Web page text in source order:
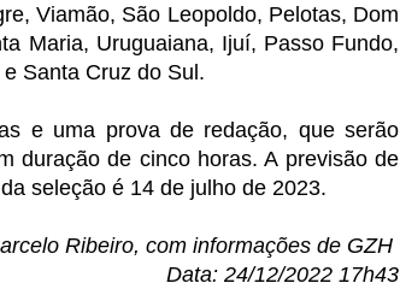
Viamão, São Leopoldo, Pelotas, Dom
Maria, Uruguaiana, Ijuí, Passo Fundo,
Santa Cruz do Sul.
e uma prova de redação, que serão
duração de cinco horas. A previsão de
seleção é 14 de julho de 2023.
Ribeiro, com informações de GZH
Data: 24/12/2022 17h43